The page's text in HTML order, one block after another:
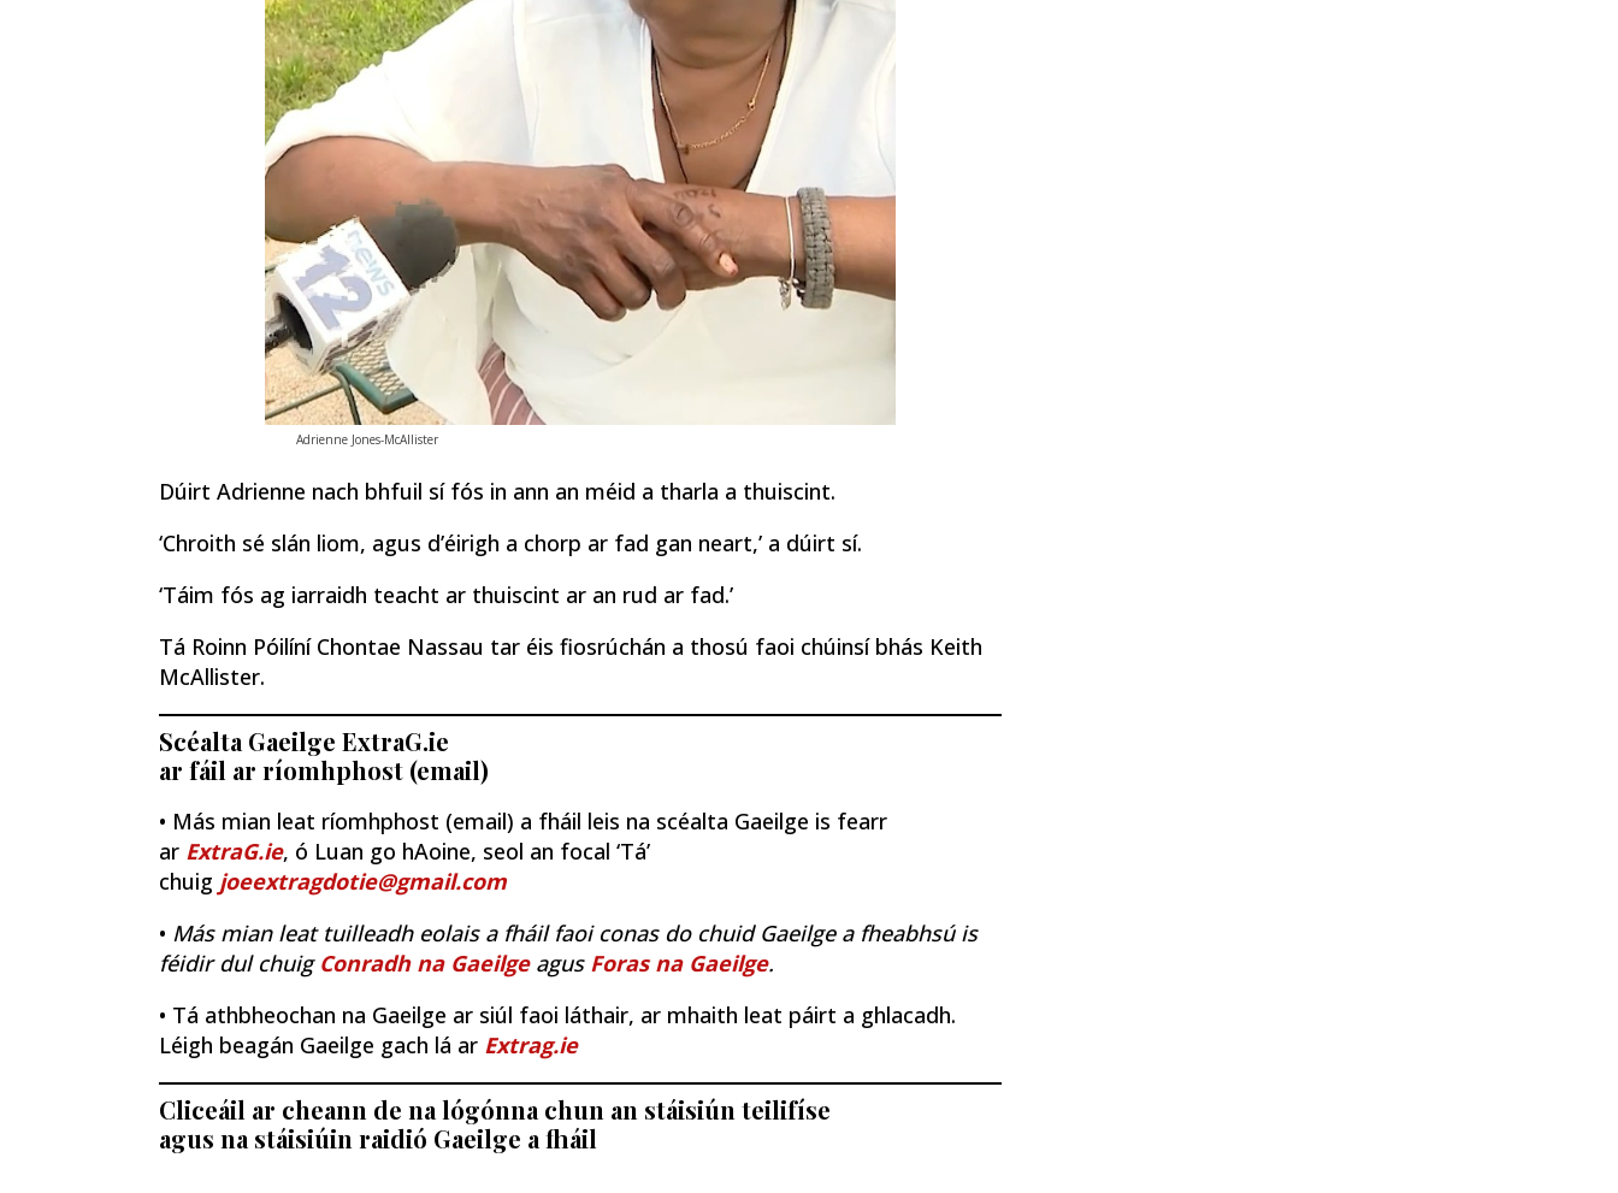
Adrienne Jones-McAllister
Dúirt Adrienne nach bhfuil sí fós in ann an méid a tharla a thuiscint.
‘Chroith sé slán liom, agus d’éirigh a chorp ar fad gan neart,’ a dúirt sí.
‘Táim fós ag iarraidh teacht ar thuiscint ar an rud ar fad.’
Tá Roinn Póilíní Chontae Nassau tar éis fiosrúchán a thosú faoi chúinsí bhás Keith
McAllister.
Scéalta Gaeilge ExtraG.ie
ar fáil ar ríomhphost (email)
• Más mian leat ríomhphost (email) a fháil leis na scéalta Gaeilge is fearr
ar ExtraG.ie, ó Luan go hAoine, seol an focal ‘Tá’
chuig joeextragdotie@gmail.com
• Más mian leat tuilleadh eolais a fháil faoi conas do chuid Gaeilge a fheabhsú is
féidir dul chuig Conradh na Gaeilge agus Foras na Gaeilge.
• Tá athbheochan na Gaeilge ar siúl faoi láthair, ar mhaith leat páirt a ghlacadh.
Léigh beagán Gaeilge gach lá ar Extrag.ie
Cliceáil ar cheann de na lógónna chun an stáisiún teilifíse
agus na stáisiúin raidió Gaeilge a fháil